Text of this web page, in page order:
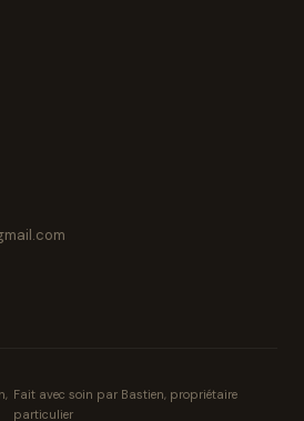
Fait avec soin par Bastien, propriétaire
particulier